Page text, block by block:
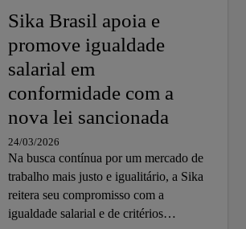
Sika Brasil apoia e
promove igualdade
salarial em
conformidade com a
nova lei sancionada
24/03/2026
Na busca contínua por um mercado de
trabalho mais justo e igualitário, a Sika
reitera seu compromisso com a
igualdade salarial e de critérios